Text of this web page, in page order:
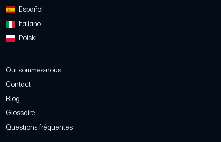
Español
Italiano
Polski
Qui sommes-nous
Contact
Blog
Glossaire
Questions fréquentes